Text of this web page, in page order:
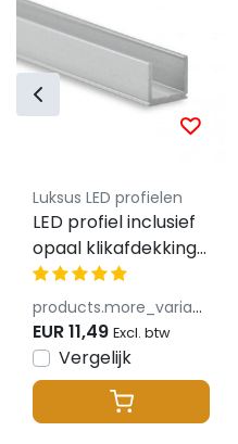
Luksus LED profielen
LED profiel inclusief
opaal klikafdekking
7,8mm x 7mm -
SLIM06ALU
products.more_variants_available
EUR 11,49 Excl. btw
Vergelijk